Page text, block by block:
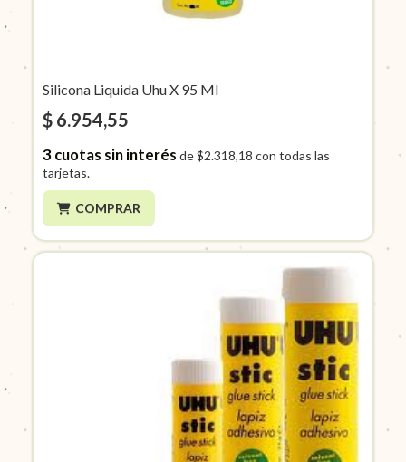
Silicona Liquida Uhu X 95 Ml
$ 6.954,55
3cuotas sin interés de$2.318,18 con todas las
tarjetas.
COMPRAR